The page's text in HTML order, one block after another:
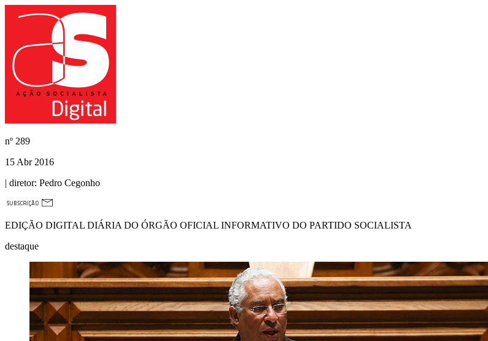
nº 289
15 Abr 2016
| diretor: Pedro Cegonho
EDIÇÃO DIGITAL DIÁRIA DO ÓRGÃO OFICIAL INFORMATIVO DO PARTIDO SOCIALISTA
destaque